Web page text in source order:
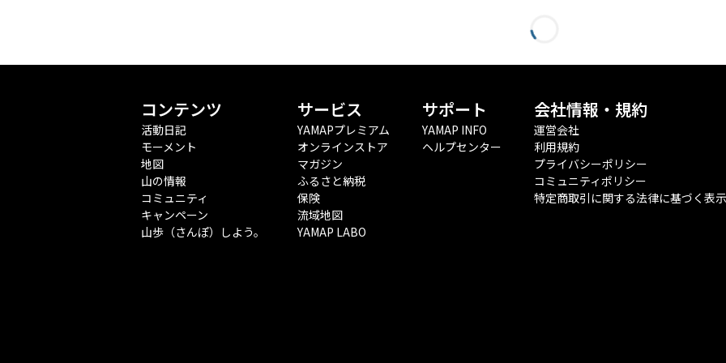
コンテンツ
活動日記
モーメント
地図
山の情報
コミュニティ
キャンペーン
山歩（さんぽ）しよう。
サービス
YAMAPプレミアム
オンラインストア
マガジン
ふるさと納税
保険
流域地図
YAMAP LABO
サポート
YAMAP INFO
ヘルプセンター
会社情報・規約
運営会社
利用規約
プライバシーポリシー
コミュニティポリシー
特定商取引に関する法律に基づく表示